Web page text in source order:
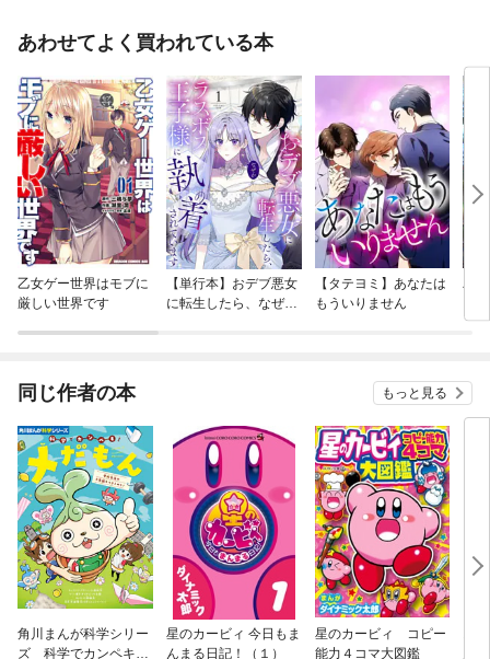
あわせてよく買われている本
乙女ゲー世界はモブに
厳しい世界です
【単行本】おデブ悪女
に転生したら、なぜか
【タテヨミ】あなたは
もういりません
バ
今
同じ作者の本 もっと見る
角川まんが科学シリー
ズ 科学でカンペキ！
星のカービィ 今日もま
んまる日記！（１）
星のカービィ コピー
能力４コマ大図鑑